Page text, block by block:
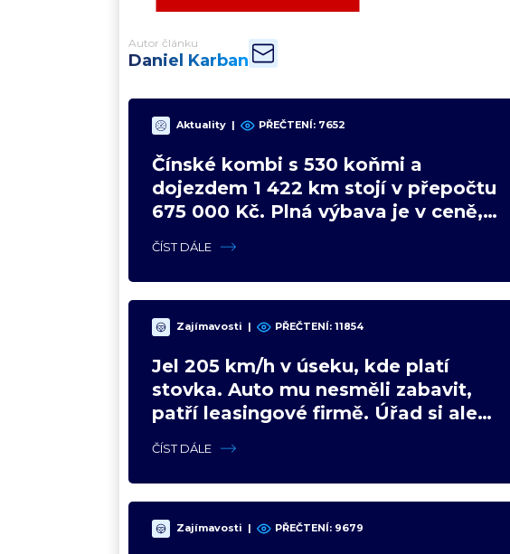
Autor článku
Daniel Karban
Aktuality | PŘEČTENÍ: 7652
Čínské kombi s 530 koňmi a
dojezdem 1 422 km stojí v přepočtu
675 000 Kč. Plná výbava je v ceně,
VW a BMW mají problém
ČÍST DÁLE
Zajímavosti | PŘEČTENÍ: 11854
Jel 205 km/h v úseku, kde platí
stovka. Auto mu nesměli zabavit,
patří leasingové firmě. Úřad si ale
poradil jinak
ČÍST DÁLE
Zajímavosti | PŘEČTENÍ: 9679